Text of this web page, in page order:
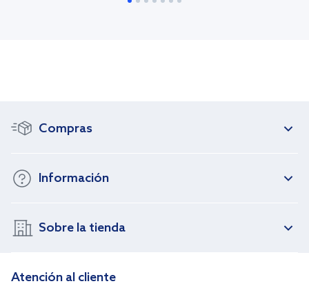
Compras
Información
Sobre la tienda
Atención al cliente